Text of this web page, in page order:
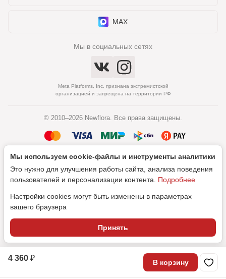
4 360 ₽ В корзину
MAX
Мы в социальных сетях
Meta Platforms, Inc. признана экстремистской
организацией и запрещена на территории РФ
© 2010–2026 Newflora. Все права защищены.
Политика обработки персональных данных
Согласие на обработку персональных данных
SEO-продвижение
Мы используем cookie‑файлы и инструменты аналитики
Это нужно для улучшения работы сайта, анализа поведения
пользователей и персонализации контента. Подробнее
Настройки cookies могут быть изменены в параметрах
вашего браузера
Принять